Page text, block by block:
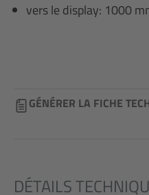
vers le display: 1000
GÉNÉRER LA FICHE
DÉTAILS